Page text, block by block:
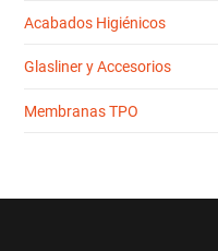
Acabados Higiénicos
Glasliner y Accesorios
Membranas TPO